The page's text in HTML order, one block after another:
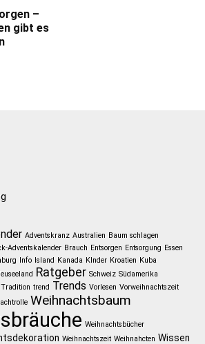
–
gibt es
Adventskranz Australien Baum schlagen
Adventskalender Brauch Entsorgen Entsorgung Essen
Info Island Kanada KInder Kroatien Kuba
Ratgeber Schweiz Südamerika
Tradition trend Trends Vorlesen Vorweihnachtszeit
Weihnachtsbaum
Weihnachtsbücher
Weihnachtszeit Weihnahcten Wissen